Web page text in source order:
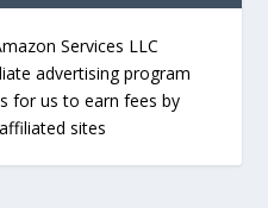
Services LLC
advertising program
for us to earn fees by
sites